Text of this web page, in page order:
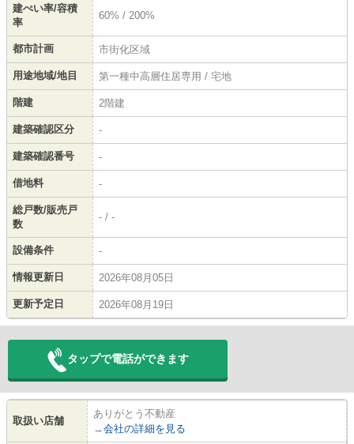
建ぺい率/容積
率
60% / 200%
都市計画 市街化区域
用途地域/地目 第一種中高層住居専用 / 宅地
階建 2階建
建築確認区分 -
建築確認番号 -
借地料 -
総戸数/販売戸
数
- / -
設備条件 -
情報更新日 2026年08月05日
更新予定日 2026年08月19日
タップで電話ができます
取扱い店舗
ありがとう不動産
→ 会社の詳細を見る